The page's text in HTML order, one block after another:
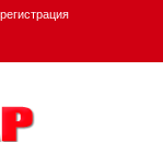
регистрация